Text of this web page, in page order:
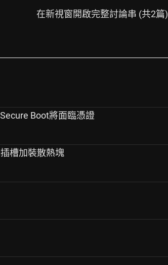
在新視窗開啟完整討論串 (共2篇)
Boot將面臨憑證
槽加裝散熱塊